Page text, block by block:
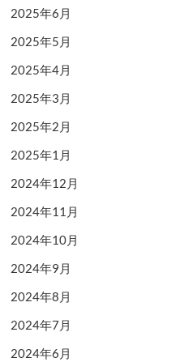
2025年6月
2025年5月
2025年4月
2025年3月
2025年2月
2025年1月
2024年12月
2024年11月
2024年10月
2024年9月
2024年8月
2024年7月
2024年6月